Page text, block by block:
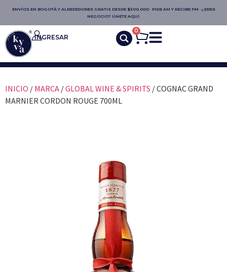
ENVÍOS EN BOGOTÁ Y ALREDEDORES GRATIS DESDE $300.000 · PIDE AM Y RECIBE PM · ¿ERES
NEGOCIO? ÚNETE AQUÍ.
INGRESAR
0
INICIO / MARCA /GLOBAL WINE & SPIRITS / COGNAC GRAND
MARNIER CORDON ROUGE 700ML